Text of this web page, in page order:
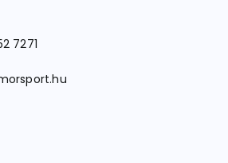
7271